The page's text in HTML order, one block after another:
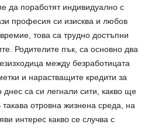
да поработят индивидуално с
професия си изисква и любов
това са трудно достъпни
Родителите пък, са основно два
между безработицата
и нарастващите кредити за
днес са си легнали сити, какво ще
отровна жизнена среда, на
интерес какво се случва с